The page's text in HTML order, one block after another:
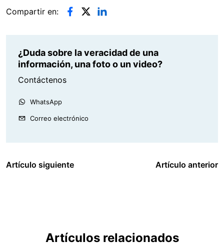
Compartir en:
¿Duda sobre la veracidad de una
información, una foto o un video?
Contáctenos
WhatsApp
Correo electrónico
Artículo siguiente Artículo anterior
Artículos relacionados